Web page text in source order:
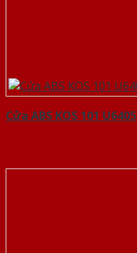
Cửa ABS KOS 101 U6405